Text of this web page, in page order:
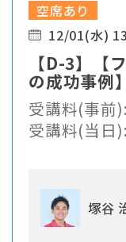
空席あり
12/01(水)
【D-3】【
の成功事例
ずに継続率
のジム運営
受講料(事前
受講料(当日
塚谷